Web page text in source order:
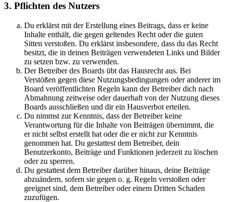
3. Pflichten des Nutzers
Du erklärst mit der Erstellung eines Beitrags, dass er keine
Inhalte enthält, die gegen geltendes Recht oder die guten
Sitten verstoßen. Du erklärst insbesondere, dass du das Recht
besitzt, die in deinen Beiträgen verwendeten Links und Bilder
zu setzen bzw. zu verwenden.
Der Betreiber des Boards übt das Hausrecht aus. Bei
Verstößen gegen diese Nutzungsbedingungen oder anderer im
Board veröffentlichten Regeln kann der Betreiber dich nach
Abmahnung zeitweise oder dauerhaft von der Nutzung dieses
Boards ausschließen und dir ein Hausverbot erteilen.
Du nimmst zur Kenntnis, dass der Betreiber keine
Verantwortung für die Inhalte von Beiträgen übernimmt, die
er nicht selbst erstellt hat oder die er nicht zur Kenntnis
genommen hat. Du gestattest dem Betreiber, dein
Benutzerkonto, Beiträge und Funktionen jederzeit zu löschen
oder zu sperren.
Du gestattest dem Betreiber darüber hinaus, deine Beiträge
abzuändern, sofern sie gegen o. g. Regeln verstoßen oder
geeignet sind, dem Betreiber oder einem Dritten Schaden
zuzufügen.